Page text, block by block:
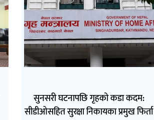
सुनसरी घटनापछि गृहको कडा कदम:
सीडीओसहित सुरक्षा निकायका प्रमुख फिर्ता